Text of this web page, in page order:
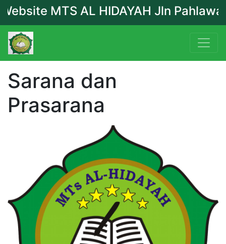
MTS AL HIDAYAH Jln
Sarana dan
Prasarana